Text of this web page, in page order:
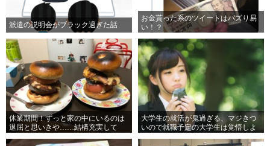
派遣の説明会がブラック過ぎた話
お金貰った系のツイートはバズり易
い！？
休業期間！ずっと家の中にいるのは
退屈と思いきや……結構充実して
大学生の就活が鬼過ぎる、マジきつ
いので就職予定の大学生は覚悟しよ